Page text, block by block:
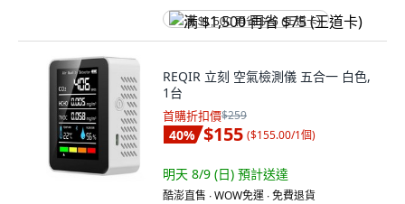
满 $1,500 再省 $75 (王道卡)
REQIR 立刻 空氣檢測儀 五合一 白色,
1台
首購折扣價$259
40% $155 ($155.00/1個)
明天 8/9 (日) 預計送達
酷澎直售 ∙ WOW免運 ∙ 免費退貨